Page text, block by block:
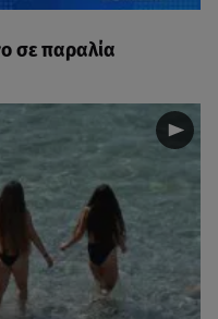
σε παραλία